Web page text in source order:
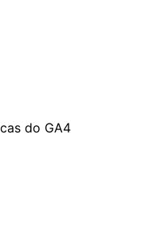
do GA4